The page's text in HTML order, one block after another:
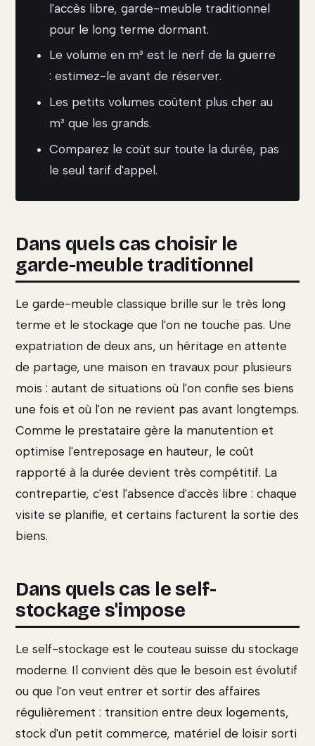
l'accès libre, garde-meuble traditionnel
pour le long terme dormant.
Le volume en m³ est le nerf de la guerre
: estimez-le avant de réserver.
Les petits volumes coûtent plus cher au
m³ que les grands.
Comparez le coût sur toute la durée, pas
le seul tarif d'appel.
Dans quels cas choisir le
garde-meuble traditionnel
Le garde-meuble classique brille sur le très long
terme et le stockage que l'on ne touche pas. Une
expatriation de deux ans, un héritage en attente
de partage, une maison en travaux pour plusieurs
mois : autant de situations où l'on confie ses biens
une fois et où l'on ne revient pas avant longtemps.
Comme le prestataire gère la manutention et
optimise l'entreposage en hauteur, le coût
rapporté à la durée devient très compétitif. La
contrepartie, c'est l'absence d'accès libre : chaque
visite se planifie, et certains facturent la sortie des
biens.
Dans quels cas le self-
stockage s'impose
Le self-stockage est le couteau suisse du stockage
moderne. Il convient dès que le besoin est évolutif
ou que l'on veut entrer et sortir des affaires
régulièrement : transition entre deux logements,
stock d'un petit commerce, matériel de loisir sorti